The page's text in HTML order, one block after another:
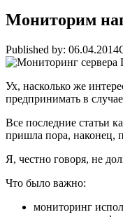
Мониторим
Published by: 06.04.2014
Ух, насколько же
предпринимать в
Все последние статьи
пришла пора, наконец,
Я, честно говоря, не
Что было важно:
мониторинг